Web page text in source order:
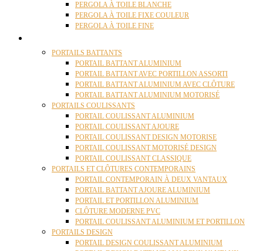
PERGOLA À TOILE BLANCHE
PERGOLA À TOILE FIXE COULEUR
PERGOLA À TOILE FINE
PORTAILS BATTANTS
PORTAIL BATTANT ALUMINIUM
PORTAIL BATTANT AVEC PORTILLON ASSORTI
PORTAIL BATTANT ALUMINIUM AVEC CLÔTURE
PORTAIL BATTANT ALUMINIUM MOTORISÉ
PORTAILS COULISSANTS
PORTAIL COULISSANT ALUMINIUM
PORTAIL COULISSANT AJOURE
PORTAIL COULISSANT DESIGN MOTORISE
PORTAIL COULISSANT MOTORISÉ DESIGN
PORTAIL COULISSANT CLASSIQUE
PORTAILS ET CLÔTURES CONTEMPORAINS
PORTAIL CONTEMPORAIN À DEUX VANTAUX
PORTAIL BATTANT AJOURE ALUMINIUM
PORTAIL ET PORTILLON ALUMINIUM
CLÔTURE MODERNE PVC
PORTAIL COULISSANT ALUMINIUM ET PORTILLON
PORTAILS DESIGN
PORTAIL DESIGN COULISSANT ALUMINIUM